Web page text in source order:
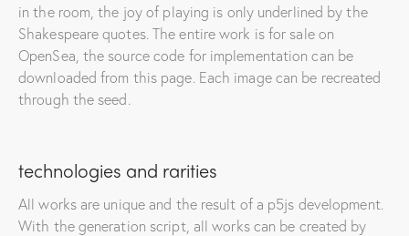
in the room, the joy of playing is only underlined by the
Shakespeare quotes. The entire work is for sale on
OpenSea, the source code for implementation can be
downloaded from this page. Each image can be recreated
through the seed.​
technologies and rarities
All works are unique and the result of a p5js development.
With the generation script, all works can be created by